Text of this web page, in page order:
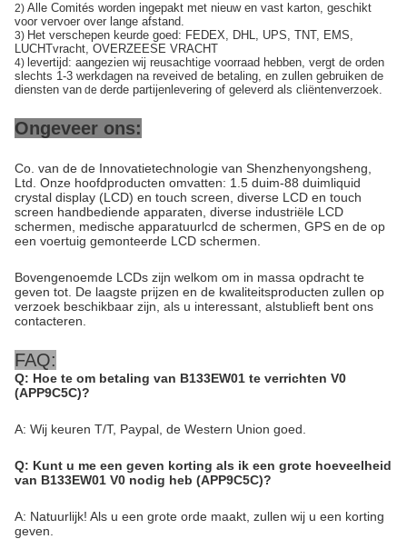
2) Alle Comités worden ingepakt met nieuw en vast karton, geschikt
voor vervoer over lange afstand.
3) Het verschepen keurde goed: FEDEX, DHL, UPS, TNT, EMS,
LUCHTvracht, OVERZEESE VRACHT
4) levertijd: aangezien wij reusachtige voorraad hebben, vergt de orden
slechts 1-3 werkdagen na reveived de betaling, en zullen gebruiken de
diensten van de derde partijenlevering of geleverd als cliëntenverzoek.
Ongeveer ons:
Co. van de de Innovatietechnologie van Shenzhenyongsheng,
Ltd. Onze hoofdproducten omvatten: 1.5 duim-88 duimliquid
crystal display (LCD) en touch screen, diverse LCD en touch
screen handbediende apparaten, diverse industriële LCD
schermen, medische apparatuurlcd de schermen, GPS en de op
een voertuig gemonteerde LCD schermen.
Bovengenoemde LCDs zijn welkom om in massa opdracht te
geven tot. De laagste prijzen en de kwaliteitsproducten zullen op
verzoek beschikbaar zijn, als u interessant, alstublieft bent ons
contacteren.
FAQ:
Q: Hoe te om betaling van B133EW01 te verrichten V0
(APP9C5C)?
A: Wij keuren T/T, Paypal, de Western Union goed.
Q: Kunt u me een geven korting als ik een grote hoeveelheid
van B133EW01 V0 nodig heb (APP9C5C)?
A: Natuurlijk! Als u een grote orde maakt, zullen wij u een korting
geven.